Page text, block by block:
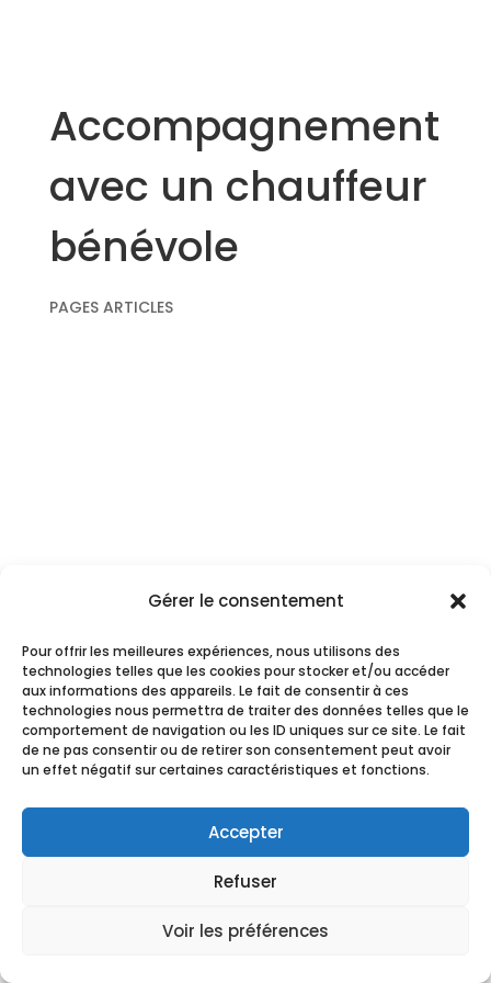
Gérer le consentement
Pour offrir les meilleures expériences, nous utilisons des
technologies telles que les cookies pour stocker et/ou accéder
aux informations des appareils. Le fait de consentir à ces
technologies nous permettra de traiter des données telles que le
comportement de navigation ou les ID uniques sur ce site. Le fait
de ne pas consentir ou de retirer son consentement peut avoir
un effet négatif sur certaines caractéristiques et fonctions.
Accepter
Refuser
Voir les préférences
Accompagnement
avec un chauffeur
bénévole
PAGES ARTICLES